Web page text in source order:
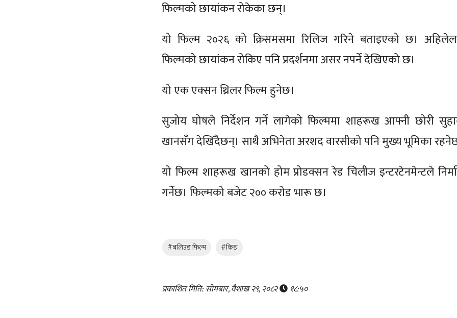
फिल्मको छायांकन रोकेका छन्।
यो फिल्म २०२६ को क्रिसमसमा रिलिज गरिने बताइएको छ।
फिल्मको छायांकन रोकिए पनि प्रदर्शनमा असर नपर्ने देखिएको छ।
यो एक एक्सन थ्रिलर फिल्म हुनेछ।
सुजोय घोषले निर्देशन गर्ने लागेको फिल्ममा शाहरूख आफ्नी छोरी
खानसँग देखिँदैछन्। साथै अभिनेता अरशद वारसीको पनि मुख्य भूमिका
यो फिल्म शाहरूख खानको होम प्रोडक्सन रेड चिलीज इन्टरटेनमेन्टले
गर्नेछ। फिल्मको बजेट २०० करोड भारू छ।
#बलिउड फिल्म #किङ
प्रकाशित मिति: सोमबार, वैशाख २९, २०८२ १८:५०